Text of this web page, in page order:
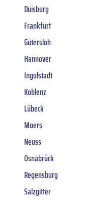
Duisburg
Frankfurt
Gütersloh
Hannover
Ingolstadt
Koblenz
Lübeck
Moers
Neuss
Osnabrück
Regensburg
Salzgitter